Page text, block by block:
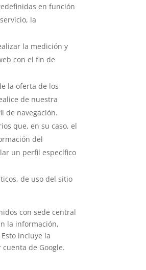
en función
la
la medición y
con el fin de
la oferta de los
de nuestra
de navegación.
que, en su caso, el
del
un perfil específico
de uso del sitio
con sede central
la información,
incluye la
de Google.